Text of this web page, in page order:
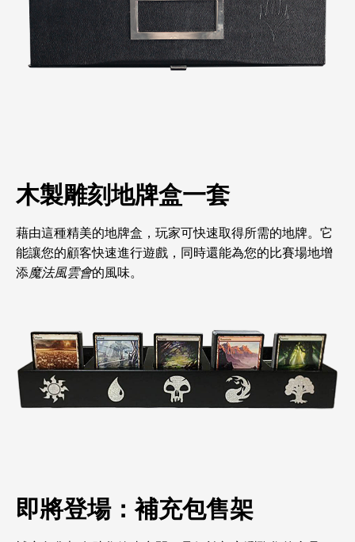
木製雕刻地牌盒一套
藉由這種精美的地牌盒，玩家可快速取得所需的地牌。它
能讓您的顧客快速進行遊戲，同時還能為您的比賽場地增
添魔法風雲會的風味。
即將登場：補充包售架